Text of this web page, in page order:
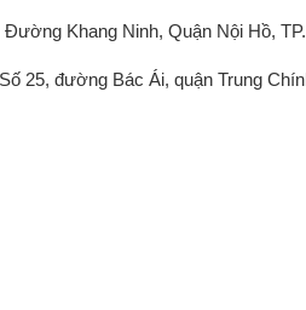
Khang Ninh, Quận Nội Hồ,
25, đường Bác Ái, quận Trung